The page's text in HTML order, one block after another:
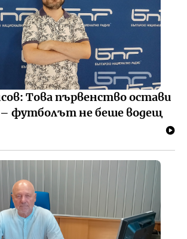
Това първенство остави
– футболът не беше водещ